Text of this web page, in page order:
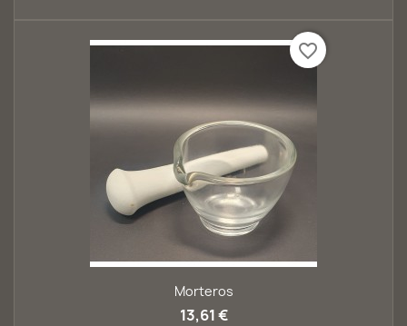
Morteros
13,61 €
favorite_border